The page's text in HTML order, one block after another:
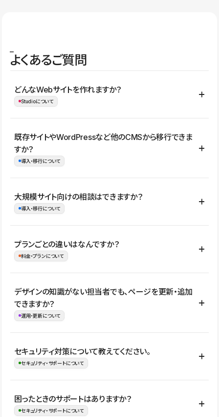
よくあるご質問
どんなWebサイトを作れますか？
Studioについて
コーポレートサイト、サービスサイト、LP、採用サイト、ブロ
グ・メディア、イベントサイト、店舗・商品紹介サイト、ポートフ
ォリオなど幅広く制作できます。
既存サイトやWordPressなど他のCMSから移行できま
すか？
導入・移行について
はい。既存サイトの構成やコンテンツ、URLを整理したうえで、
Studio上に再構築する形で移行できます。 WordPressの場合は、
イト全体のデザインや設定がそのまま移行されるわけではないた
め、移行後にページ構成やデザイン、CMS設計、URL・リダイレク
大規模サイト向けの相談はできますか？
導入・移行について
はい。アクセス規模が大きいサイトや、複数部門での運用、権限管
理、セキュリティ確認、既存システムとの連携など、個別の要件が
ない段階でも、お問い合わせください。
お問合せはこちら
プランごとの違いはなんですか？
料金・プランについて
公開ページ数、バージョン履歴の期間、CMS利用数の上限、権限
管理の有無などがプランごとに異なります。詳しくは料金プランペ
ージをご覧ください。
デザインの知識がない担当者でも、ページを更新・追加
できますか？
運用・更新について
はい。CMSやコンポーネントを活用して更新範囲を設計しておく
ことで、デザインを崩しにくい状態で運用できます。 さらにコン
ながらレイアウトに影響を与えずに更新作業を進めやすくなりま
す。
セキュリティ対策について教えてください。
セキュリティ・サポートについて
Studioでは、公開サイトやサービスを安全に利用できるよう、通信
の暗号化、データ保護、アクセス管理、脆弱性対策など、複数の観
困ったときのサポートはありますか？
セキュリティ・サポートについて